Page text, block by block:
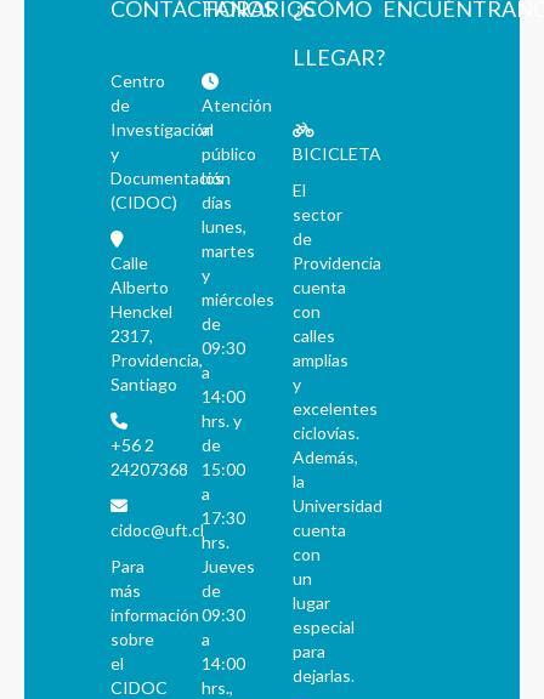
CONTÁCTANOS
Centro
de
Investigación
y
Documentación
(CIDOC)
Calle
Alberto
Henckel
2317,
Providencia,
Santiago
+56 2
24207368
cidoc@uft.cl
Para
más
información
sobre
el
CIDOC
HORARIOS
Atención
al
público
los
días
lunes,
martes
y
miércoles
de
09:30
a
14:00
hrs. y
de
15:00
a
17:30
hrs.
Jueves
de
09:30
a
14:00
hrs.,
¿CÓMO
LLEGAR?
BICICLETA
El
sector
de
Providencia
cuenta
con
calles
amplias
y
excelentes
ciclovías.
Además,
la
Universidad
cuenta
con
un
lugar
especial
para
dejarlas.